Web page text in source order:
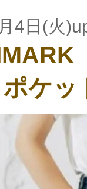
4日(火
ケ